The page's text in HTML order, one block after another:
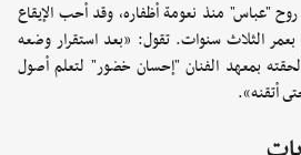
روح "عباس" منذ نعومة أظفاره، وقد أحب الإيقاع
الثلاث سنوات. تقول: «بعد استقرار وضعه
بلغ الـ 15 عاماً ألحقته بمعهد الفنان "إحسان خضور" لتعلم أصول
أتقنه».